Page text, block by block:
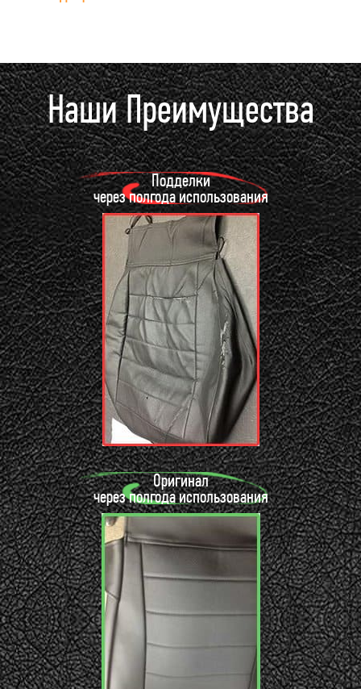
Наши Преимущества
Подделки
через полгода использования
Оригинал
через полгода использования